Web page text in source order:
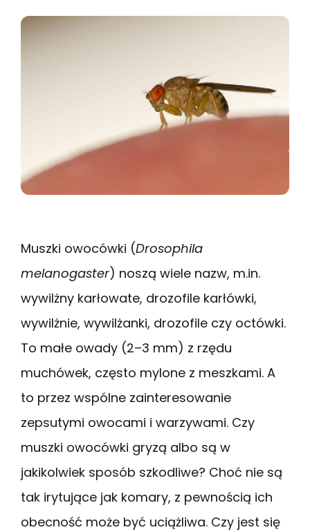
Muszki owocówki (Drosophila
melanogaster) noszą wiele nazw, m.in.
wywilżny karłowate, drozofile karłówki,
wywilżnie, wywilżanki, drozofile czy octówki.
To małe owady (2–3 mm) z rzędu
muchówek, często mylone z meszkami. A
to przez wspólne zainteresowanie
zepsutymi owocami i warzywami. Czy
muszki owocówki gryzą albo są w
jakikolwiek sposób szkodliwe? Choć nie są
tak irytujące jak komary, z pewnością ich
obecność może być uciążliwa. Czy jest się